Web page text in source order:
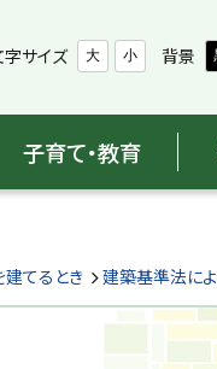
サイズ 大 小 背景
子育て・教育
てるとき 建築基準法に